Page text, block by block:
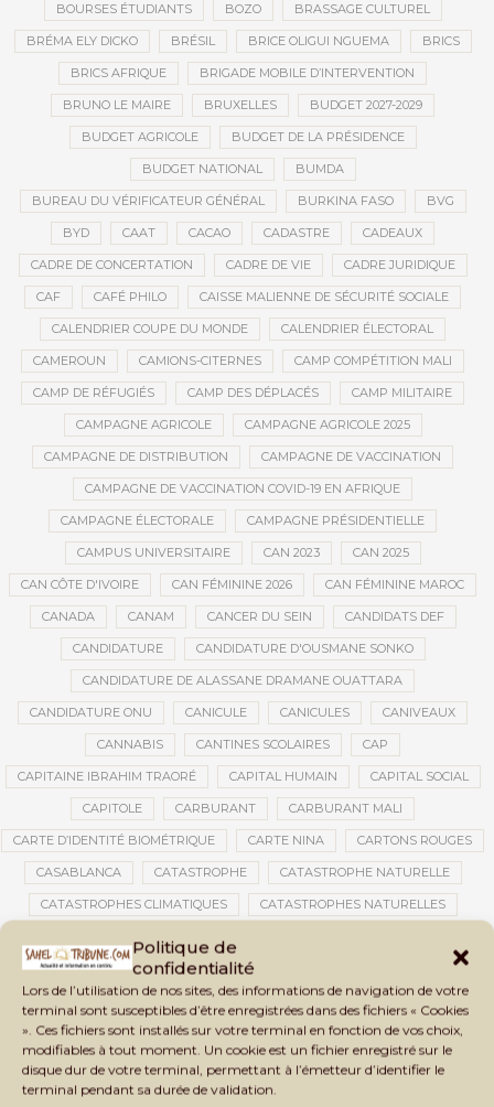
Politique de
confidentialité
Lors de l’utilisation de nos sites, des informations de navigation de votre
terminal sont susceptibles d’être enregistrées dans des fichiers « Cookies
». Ces fichiers sont installés sur votre terminal en fonction de vos choix,
modifiables à tout moment. Un cookie est un fichier enregistré sur le
disque dur de votre terminal, permettant à l’émetteur d’identifier le
terminal pendant sa durée de validation.
BOURSES ÉTUDIANTS BOZO BRASSAGE CULTUREL
BRÉMA ELY DICKO BRÉSIL BRICE OLIGUI NGUEMA BRICS
BRICS AFRIQUE BRIGADE MOBILE D’INTERVENTION
BRUNO LE MAIRE BRUXELLES BUDGET 2027-2029
BUDGET AGRICOLE BUDGET DE LA PRÉSIDENCE
BUDGET NATIONAL BUMDA
BUREAU DU VÉRIFICATEUR GÉNÉRAL BURKINA FASO BVG
BYD CAAT CACAO CADASTRE CADEAUX
CADRE DE CONCERTATION CADRE DE VIE CADRE JURIDIQUE
CAF CAFÉ PHILO CAISSE MALIENNE DE SÉCURITÉ SOCIALE
CALENDRIER COUPE DU MONDE CALENDRIER ÉLECTORAL
CAMEROUN CAMIONS-CITERNES CAMP COMPÉTITION MALI
CAMP DE RÉFUGIÉS CAMP DES DÉPLACÉS CAMP MILITAIRE
CAMPAGNE AGRICOLE CAMPAGNE AGRICOLE 2025
CAMPAGNE DE DISTRIBUTION CAMPAGNE DE VACCINATION
CAMPAGNE DE VACCINATION COVID-19 EN AFRIQUE
CAMPAGNE ÉLECTORALE CAMPAGNE PRÉSIDENTIELLE
CAMPUS UNIVERSITAIRE CAN 2023 CAN 2025
CAN CÔTE D'IVOIRE CAN FÉMININE 2026 CAN FÉMININE MAROC
CANADA CANAM CANCER DU SEIN CANDIDATS DEF
CANDIDATURE CANDIDATURE D'OUSMANE SONKO
CANDIDATURE DE ALASSANE DRAMANE OUATTARA
CANDIDATURE ONU CANICULE CANICULES CANIVEAUX
CANNABIS CANTINES SCOLAIRES CAP
CAPITAINE IBRAHIM TRAORÉ CAPITAL HUMAIN CAPITAL SOCIAL
CAPITOLE CARBURANT CARBURANT MALI
CARTE D’IDENTITÉ BIOMÉTRIQUE CARTE NINA CARTONS ROUGES
CASABLANCA CATASTROPHE CATASTROPHE NATURELLE
CATASTROPHES CLIMATIQUES CATASTROPHES NATURELLES
CEDEAO CÉDÉAO CEI CÉLÉBRATION NATIONALE CEMAC
CEMAPI CEN-SNESUP CENOU CENSURE
CENTRAFRIQUE CENTRALE SOLAIRE
CENTRALE SOLAIRE DE SANANKOROBA CENTRALES SOLAIRES
CENTRE D'INTELLIGENCE ARTIFICIELLE